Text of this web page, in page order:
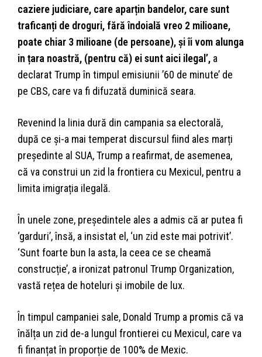
caziere judiciare, care aparțin bandelor, care sunt
traficanți de droguri, fără îndoială vreo 2 milioane,
poate chiar 3 milioane (de persoane), și îi vom alunga
in țara noastră, (pentru că) ei sunt aici ilegal’, a
declarat Trump în timpul emisiunii ’60 de minute’ de
pe CBS, care va fi difuzată duminică seara.
Revenind la linia dură din campania sa electorală,
după ce și-a mai temperat discursul fiind ales marți
președinte al SUA, Trump a reafirmat, de asemenea,
că va construi un zid la frontiera cu Mexicul, pentru a
limita imigrația ilegală.
În unele zone, președintele ales a admis că ar putea fi
‘garduri’, însă, a insistat el, ‘un zid este mai potrivit’.
‘Sunt foarte bun la asta, la ceea ce se cheamă
construcție’, a ironizat patronul Trump Organization,
vastă rețea de hoteluri și imobile de lux.
În timpul campaniei sale, Donald Trump a promis că va
înălța un zid de-a lungul frontierei cu Mexicul, care va
fi finanțat în proporție de 100% de Mexic.